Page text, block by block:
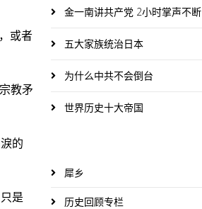
或者
教矛
的
是
金一南讲共产党 2小时掌声不断
五大家族统治日本
为什么中共不会倒台
世界历史十大帝国
犀乡
历史回顾专栏